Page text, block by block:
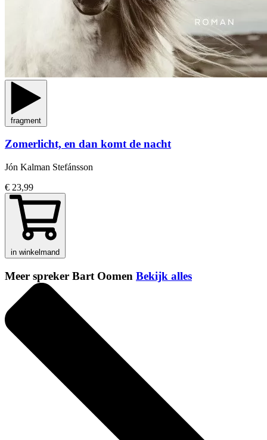
fragment
Zomerlicht, en dan komt de nacht
Jón Kalman Stefánsson
€ 23,99
in winkelmand
Meer spreker Bart Oomen Bekijk alles